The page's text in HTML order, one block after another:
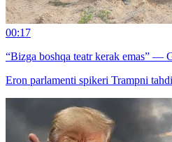
00:17
“Bizga boshqa teatr kerak emas” —
Eron parlamenti spikeri Trampni